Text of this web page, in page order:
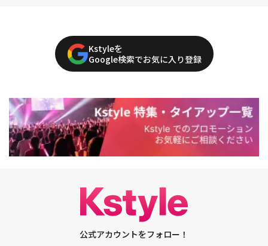
Kstyleを
Google検索でお気に入り登録
公式アカウントをフォロー！